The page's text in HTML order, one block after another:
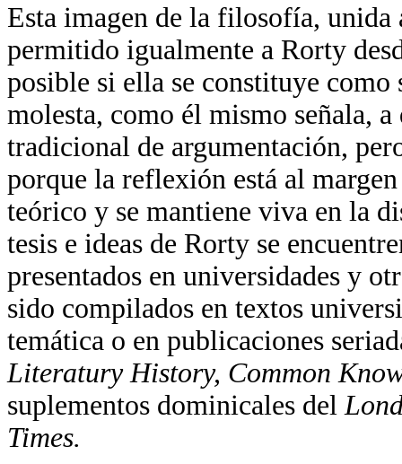
Esta imagen de la filosofía, unida
permitido igualmente a Rorty
posible si ella se constituye
molesta, como él mismo señala,
tradicional de argumentación,
porque la reflexión está al
teórico y se mantiene viva en la
tesis e ideas de Rorty se
presentados en universidades y
sido compilados en textos
temática o en publicaciones
Literatury History, Common
suplementos dominicales del
Times.